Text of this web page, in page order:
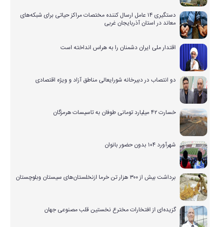
دستگیری ۱۴ عامل ارسال کننده مختصات مراکز حیاتی برای شبکه‌های
معاند در استان آذربایجان غربی
اقتدار ملی ایران دشمنان را به هراس انداخته است
دو انتصاب در دبیرخانه شورایعالی مناطق آزاد و ویژه اقتصادی
خسارت ۴۲ میلیارد تومانی طوفان به تاسیسات هرمزگان
شهرآورد ۱۰۴ بدون حضور بانوان
برداشت بیش از ۳۰۰ هزار تن خرما ازنخلستان‌های سیستان وبلوچستان
گزیده‌ای از افتخارات مخترع نخستین قلب مصنوعی جهان